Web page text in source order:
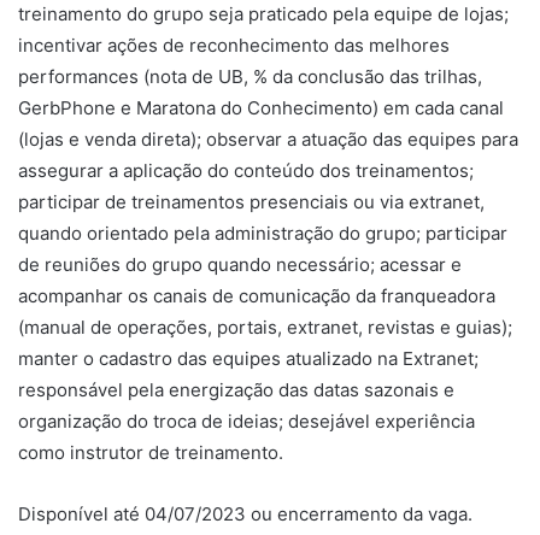
treinamento do grupo seja praticado pela equipe de lojas;
incentivar ações de reconhecimento das melhores
performances (nota de UB, % da conclusão das trilhas,
GerbPhone e Maratona do Conhecimento) em cada canal
(lojas e venda direta); observar a atuação das equipes para
assegurar a aplicação do conteúdo dos treinamentos;
participar de treinamentos presenciais ou via extranet,
quando orientado pela administração do grupo; participar
de reuniões do grupo quando necessário; acessar e
acompanhar os canais de comunicação da franqueadora
(manual de operações, portais, extranet, revistas e guias);
manter o cadastro das equipes atualizado na Extranet;
responsável pela energização das datas sazonais e
organização do troca de ideias; desejável experiência
como instrutor de treinamento.
Disponível até 04/07/2023 ou encerramento da vaga.